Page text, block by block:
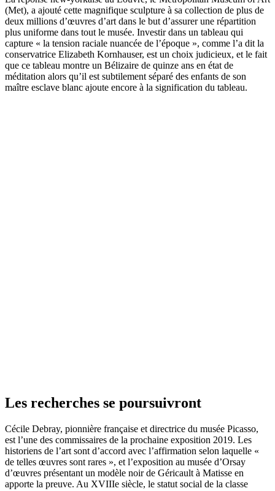
(Met), a ajouté cette magnifique sculpture à sa collection de plus de
deux millions d’œuvres d’art dans le but d’assurer une répartition
plus uniforme dans tout le musée. Investir dans un tableau qui
capture « la tension raciale nuancée de l’époque », comme l’a dit la
conservatrice Elizabeth Kornhauser, est un choix judicieux, et le fait
que ce tableau montre un Bélizaire de quinze ans en état de
méditation alors qu’il est subtilement séparé des enfants de son
maître esclave blanc ajoute encore à la signification du tableau.
Les recherches se poursuivront
Cécile Debray, pionnière française et directrice du musée Picasso,
est l’une des commissaires de la prochaine exposition 2019. Les
historiens de l’art sont d’accord avec l’affirmation selon laquelle «
de telles œuvres sont rares », et l’exposition au musée d’Orsay
d’œuvres présentant un modèle noir de Géricault à Matisse en
apporte la preuve. Au XVIIIe siècle, le statut social de la classe